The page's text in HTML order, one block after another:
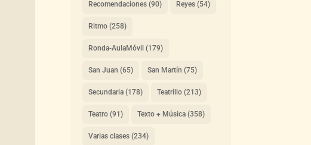
Recomendaciones(90) Reyes(54)
Ritmo(258)
Ronda-AulaMóvil (179)
San Juan (65) San Martín (75)
Secundaria(178) Teatrillo(213)
Teatro(91) Texto + Música(358)
Varias clases(234)